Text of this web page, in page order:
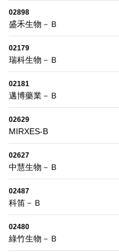
02898
盛禾生物－Ｂ
02179
瑞科生物－Ｂ
02181
邁博藥業－Ｂ
02629
MIRXES-B
02627
中慧生物－Ｂ
02487
科笛－Ｂ
02480
綠竹生物－Ｂ